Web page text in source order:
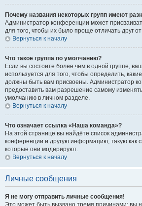
Почему названия некоторых групп имеют
Администратор конференции может
для того, чтобы их было проще отличать друг от
Вернуться к началу
Что такое группа по умолчанию?
Если вы состоите более чем в одной группе,
используется для того, чтобы определить,
должны быть вам присвоены. Администратор
предоставить вам разрешение самому
умолчанию в личном разделе.
Вернуться к началу
Что означает ссылка «Наша команда»?
На этой странице вы найдёте список
конференции и другую информацию, такую как
которые они модерируют.
Вернуться к началу
Личные сообщения
Я не могу отправить личные сообщения!
Это может быть вызвано тремя причинами: вы